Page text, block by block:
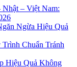
– Việt Nam:
Ngừa Hiệu Quả
Chuẩn Tránh
Hiệu Quả Không